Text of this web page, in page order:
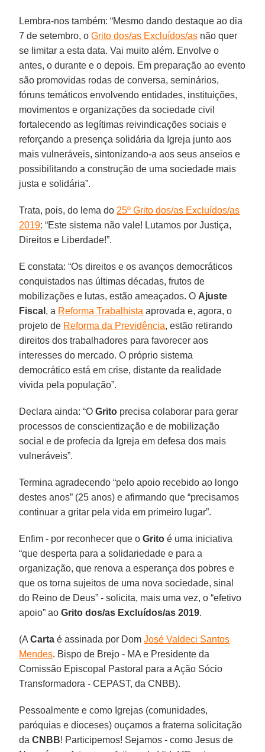
Lembra-nos também: “Mesmo dando destaque ao dia
7 de setembro, oGrito dos/as Excluídos/as não quer
se limitar a esta data. Vai muito além. Envolve o
antes, o durante e o depois. Em preparação ao evento
são promovidas rodas de conversa, seminários,
fóruns temáticos envolvendo entidades, instituições,
movimentos e organizações da sociedade civil
fortalecendo as legítimas reivindicações sociais e
reforçando a presença solidária da Igreja junto aos
mais vulneráveis, sintonizando-a aos seus anseios e
possibilitando a construção de uma sociedade mais
justa e solidária”.
Trata, pois, do lema do 25º Grito dos/as Excluídos/as
2019: “Este sistema não vale! Lutamos por Justiça,
Direitos e Liberdade!”.
E constata: “Os direitos e os avanços democráticos
conquistados nas últimas décadas, frutos de
mobilizações e lutas, estão ameaçados. O Ajuste
Fiscal , a Reforma Trabalhista aprovada e, agora, o
projeto de Reforma da Previdência, estão retirando
direitos dos trabalhadores para favorecer aos
interesses do mercado. O próprio sistema
democrático está em crise, distante da realidade
vivida pela população”.
Declara ainda: “OGrito precisa colaborar para gerar
processos de conscientização e de mobilização
social e de profecia da Igreja em defesa dos mais
vulneráveis”.
Termina agradecendo “pelo apoio recebido ao longo
destes anos” (25 anos) e afirmando que “precisamos
continuar a gritar pela vida em primeiro lugar”.
Enfim - por reconhecer que oGrito é uma iniciativa
“que desperta para a solidariedade e para a
organização, que renova a esperança dos pobres e
que os torna sujeitos de uma nova sociedade, sinal
do Reino de Deus” - solicita, mais uma vez, o “efetivo
apoio” aoGrito dos/as Excluídos/as 2019.
(ACarta é assinada por Dom José Valdeci Santos
Mendes. Bispo de Brejo - MA e Presidente da
Comissão Episcopal Pastoral para a Ação Sócio
Transformadora - CEPAST, da CNBB).
Pessoalmente e como Igrejas (comunidades,
paróquias e dioceses) ouçamos a fraterna solicitação
daCNBB! Participemos! Sejamos - como Jesus de